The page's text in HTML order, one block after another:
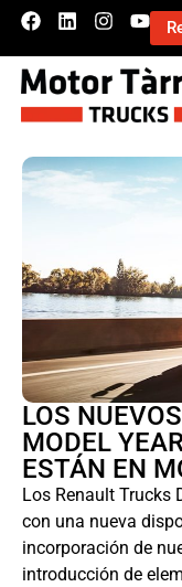
LOS
MODEL
ESTÁN EN
Los Renault Trucks
con una nueva
incorporación de
introducción de